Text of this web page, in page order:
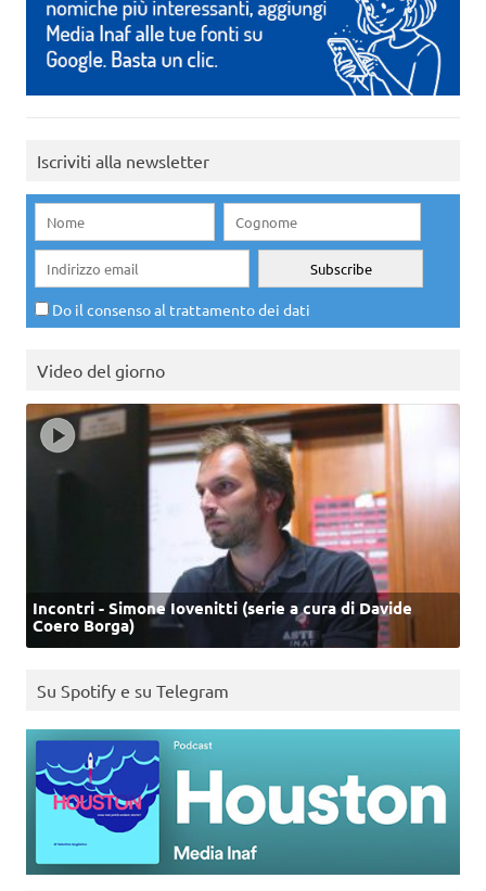
Iscriviti alla newsletter
Do il consenso al trattamento dei dati
Video del giorno
Incontri - Simone Iovenitti (serie a cura di Davide
Coero Borga)
Su Spotify e su Telegram